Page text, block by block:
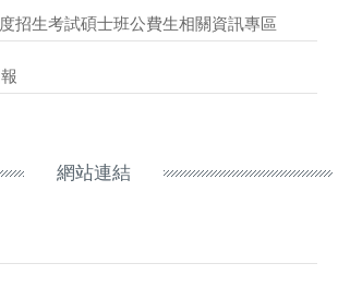
招生考試碩士班公費生相關資訊專區
網站連結